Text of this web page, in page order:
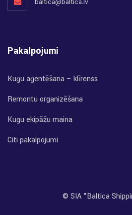
baltica@baltica.lv
Pakalpojumi
Kuģu aģentēšana – klīrenss
Remontu organizēšana
Kuģu ekipāžu maiņa
Citi pakalpojumi
© SIA "Baltica